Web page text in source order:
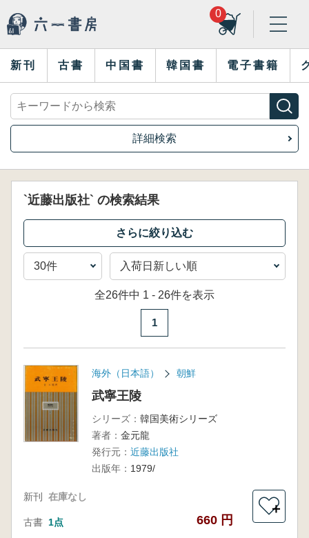
0
新刊 古書 中国書 韓国書 電子書籍
詳細検索
`近藤出版社` の検索結果
全26件中 1 - 26件を表示
1
海外（日本語） 朝鮮
武寧王陵
シリーズ： 韓国美術シリーズ
著者： 金元龍
発行元： 近藤出版社
出版年： 1979/
新刊 在庫なし
古書 1点 660 円
＋